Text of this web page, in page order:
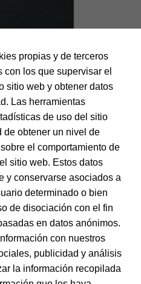
– 14 x 20 cm. – Color
de Madrid, 14
de Madrid (Madrid)
propias y de terceros
con los que supervisar el
sitio web y obtener datos
Las herramientas
de uso del sitio
obtener un nivel de
el comportamiento de
sitio web. Estos datos
y conservarse asociados a
determinado o bien
de disociación con el fin
en datos anónimos.
con nuestros
publicidad y análisis
la información recopilada